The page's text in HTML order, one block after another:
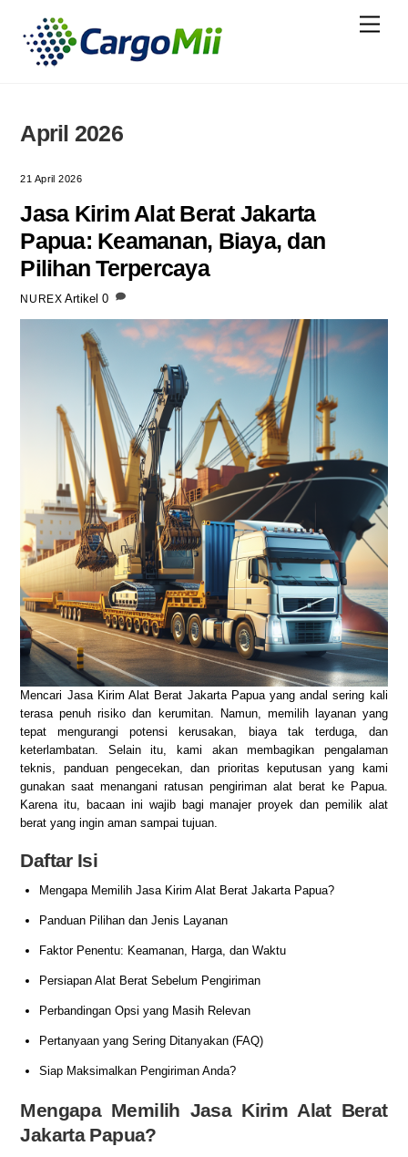
content
Menu
April 2026
21 April 2026
Jasa Kirim Alat Berat Jakarta
Papua: Keamanan, Biaya, dan
Pilihan Terpercaya
NUREX Artikel 0
Mencari Jasa Kirim Alat Berat Jakarta Papua yang andal sering kali
terasa penuh risiko dan kerumitan. Namun, memilih layanan yang
tepat mengurangi potensi kerusakan, biaya tak terduga, dan
keterlambatan. Selain itu, kami akan membagikan pengalaman
teknis, panduan pengecekan, dan prioritas keputusan yang kami
gunakan saat menangani ratusan pengiriman alat berat ke Papua.
Karena itu, bacaan ini wajib bagi manajer proyek dan pemilik alat
berat yang ingin aman sampai tujuan.
Daftar Isi
Mengapa Memilih Jasa Kirim Alat Berat Jakarta Papua?
Panduan Pilihan dan Jenis Layanan
Faktor Penentu: Keamanan, Harga, dan Waktu
Persiapan Alat Berat Sebelum Pengiriman
Perbandingan Opsi yang Masih Relevan
Pertanyaan yang Sering Ditanyakan (FAQ)
Siap Maksimalkan Pengiriman Anda?
Mengapa Memilih Jasa Kirim Alat Berat
Jakarta Papua?